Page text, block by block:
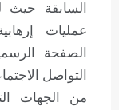
السابقة حيث
عمليات
الصفحة
التواصل
من الجهات